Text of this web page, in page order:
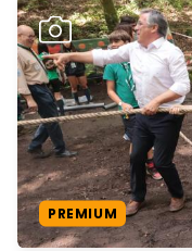
PREMIUM